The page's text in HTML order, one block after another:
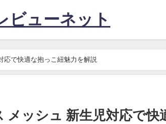
ビューネット
応で快適な抱っこ紐魅力を解説
メッシュ 新生児対応で快